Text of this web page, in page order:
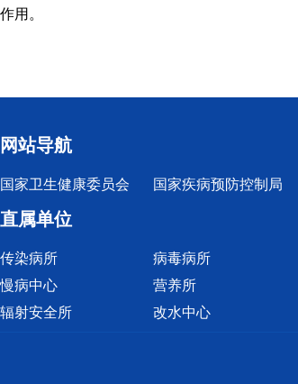
作用。
网站导航
国家卫生健康委员会 国家疾病预防控制局
直属单位
传染病所 病毒病所
慢病中心
营养所
辐射安全所
改水中心